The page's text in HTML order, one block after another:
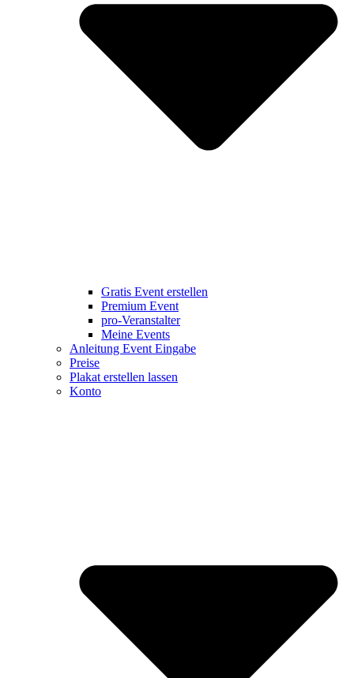
Gratis Event erstellen
Premium Event
pro-Veranstalter
Meine Events
Anleitung Event Eingabe
Preise
Plakat erstellen lassen
Konto